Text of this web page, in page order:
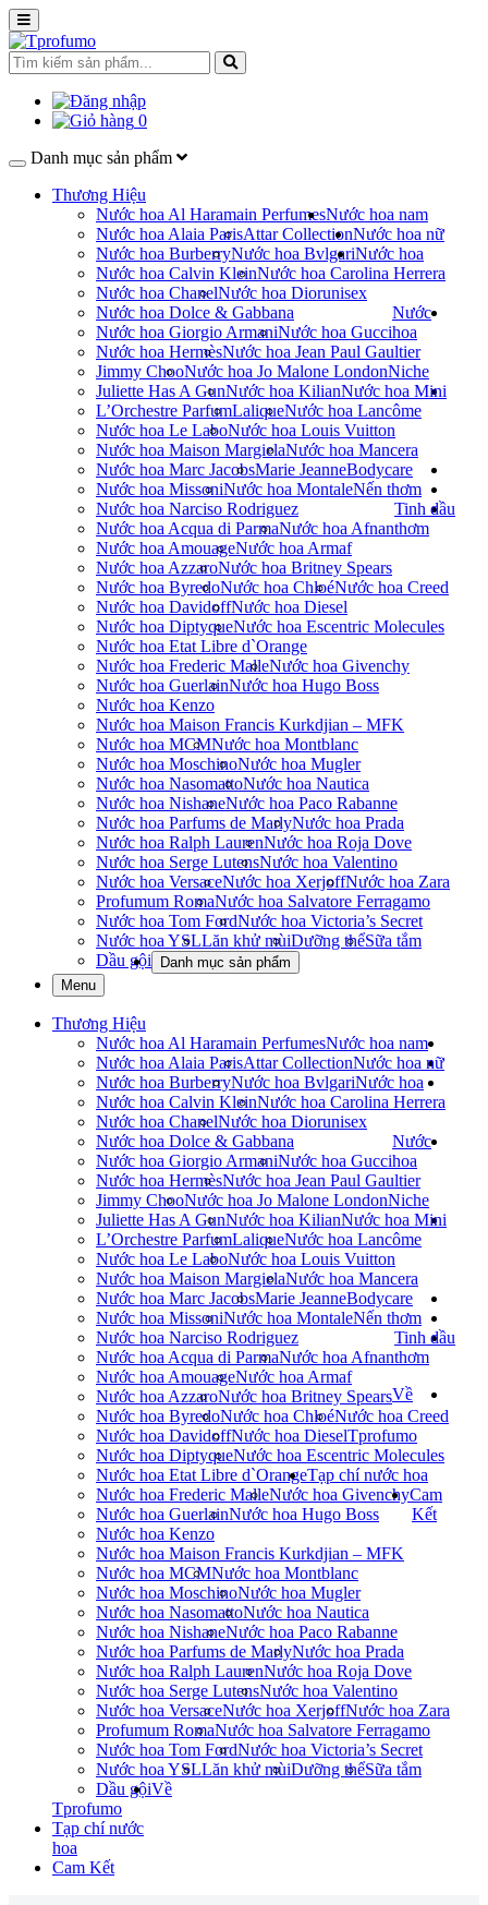
0
Danh mục sản phẩm
Thương Hiệu
Nước hoa Al Haramain Perfumes
Nước hoa Alaia ParisAttar Collection
Nước hoa BurberryNước hoa Bvlgari
Nước hoa Calvin KleinNước hoa Carolina Herrera
Nước hoa ChanelNước hoa Dior
Nước hoa Dolce & Gabbana
Nước hoa Giorgio ArmaniNước hoa Gucci
Nước hoa HermèsNước hoa Jean Paul Gaultier
Jimmy ChooNước hoa Jo Malone London
Juliette Has A GunNước hoa Kilian
L’Orchestre ParfumLaliqueNước hoa Lancôme
Nước hoa Le LaboNước hoa Louis Vuitton
Nước hoa Maison MargielaNước hoa Mancera
Nước hoa Marc JacobsMarie Jeanne
Nước hoa MissoniNước hoa Montale
Nước hoa Narciso Rodriguez
Nước hoa Acqua di ParmaNước hoa Afnan
Nước hoa AmouageNước hoa Armaf
Nước hoa AzzaroNước hoa Britney Spears
Nước hoa ByredoNước hoa ChloéNước hoa Creed
Nước hoa DavidoffNước hoa Diesel
Nước hoa DiptyqueNước hoa Escentric Molecules
Nước hoa Etat Libre d`Orange
Nước hoa Frederic MalleNước hoa Givenchy
Nước hoa GuerlainNước hoa Hugo Boss
Nước hoa Kenzo
Nước hoa Maison Francis Kurkdjian – MFK
Nước hoa MCMNước hoa Montblanc
Nước hoa MoschinoNước hoa Mugler
Nước hoa NasomattoNước hoa Nautica
Nước hoa NishaneNước hoa Paco Rabanne
Nước hoa Parfums de MarlyNước hoa Prada
Nước hoa Ralph LaurenNước hoa Roja Dove
Nước hoa Serge LutensNước hoa Valentino
Nước hoa VersaceNước hoa XerjoffNước hoa Zara
Profumum RomaNước hoa Salvatore Ferragamo
Nước hoa Tom FordNước hoa Victoria’s Secret
Nước hoa YSL
Nước hoa nam
Nước hoa nữ
Nước hoa
unisex
Nước
hoa
Niche
Nước hoa Mini
Bodycare
Lăn khử mùiDưỡng thểSữa tắm
Dầu gội
Nến thơm
Tinh dầu
thơm
Danh mục sản phẩm
Menu
Thương Hiệu
Nước hoa Al Haramain Perfumes
Nước hoa Alaia ParisAttar Collection
Nước hoa BurberryNước hoa Bvlgari
Nước hoa Calvin KleinNước hoa Carolina Herrera
Nước hoa ChanelNước hoa Dior
Nước hoa Dolce & Gabbana
Nước hoa Giorgio ArmaniNước hoa Gucci
Nước hoa HermèsNước hoa Jean Paul Gaultier
Jimmy ChooNước hoa Jo Malone London
Juliette Has A GunNước hoa Kilian
L’Orchestre ParfumLaliqueNước hoa Lancôme
Nước hoa Le LaboNước hoa Louis Vuitton
Nước hoa Maison MargielaNước hoa Mancera
Nước hoa Marc JacobsMarie Jeanne
Nước hoa MissoniNước hoa Montale
Nước hoa Narciso Rodriguez
Nước hoa Acqua di ParmaNước hoa Afnan
Nước hoa AmouageNước hoa Armaf
Nước hoa AzzaroNước hoa Britney Spears
Nước hoa ByredoNước hoa ChloéNước hoa Creed
Nước hoa DavidoffNước hoa Diesel
Nước hoa DiptyqueNước hoa Escentric Molecules
Nước hoa Etat Libre d`Orange
Nước hoa Frederic MalleNước hoa Givenchy
Nước hoa GuerlainNước hoa Hugo Boss
Nước hoa Kenzo
Nước hoa Maison Francis Kurkdjian – MFK
Nước hoa MCMNước hoa Montblanc
Nước hoa MoschinoNước hoa Mugler
Nước hoa NasomattoNước hoa Nautica
Nước hoa NishaneNước hoa Paco Rabanne
Nước hoa Parfums de MarlyNước hoa Prada
Nước hoa Ralph LaurenNước hoa Roja Dove
Nước hoa Serge LutensNước hoa Valentino
Nước hoa VersaceNước hoa XerjoffNước hoa Zara
Profumum RomaNước hoa Salvatore Ferragamo
Nước hoa Tom FordNước hoa Victoria’s Secret
Nước hoa YSL
Nước hoa nam
Nước hoa nữ
Nước hoa
unisex
Nước
hoa
Niche
Nước hoa Mini
Bodycare
Lăn khử mùiDưỡng thểSữa tắm
Dầu gội
Nến thơm
Tinh dầu
thơm
Về
Tprofumo
Tạp chí nước hoa
Cam
Kết
Về
Tprofumo
Tạp chí nước
hoa
Cam Kết